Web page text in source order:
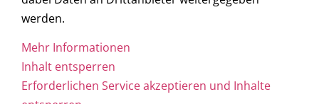
werden.
Mehr Informationen
Inhalt entsperren
Erforderlichen Service akzeptieren und Inhalte